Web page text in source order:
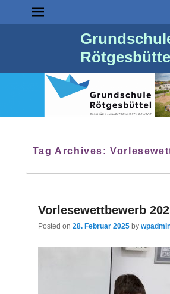
Tag Archives:
Vorlesewettbewerb
Posted on 28. Februar 2025 by